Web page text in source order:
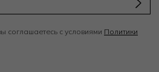
соглашаетесь с условиями Политики